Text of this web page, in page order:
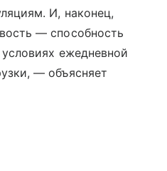
И, наконец,
— способность
ежедневной
— объясняет